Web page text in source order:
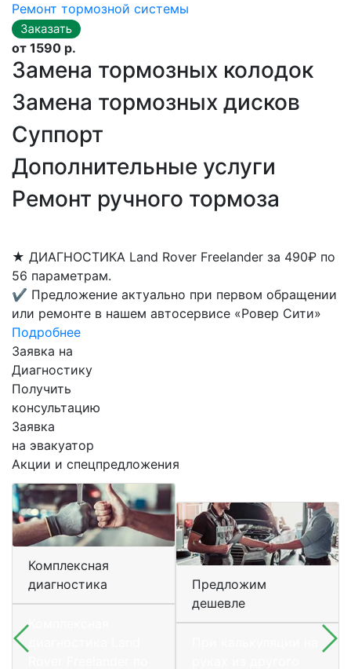
Ремонт тормозной системы
от 1590 р.
Замена тормозных колодок
Замена тормозных дисков
Суппорт
Дополнительные услуги
Ремонт ручного тормоза
★ ДИАГНОСТИКА Land Rover Freelander за 490₽ по
56 параметрам.
✔ Предложение актуально при первом обращении
или ремонте в нашем автосервисе «Ровер Сити»
Подробнее
Заявка на
Диагностику
Получить
консультацию
Заявка
на эвакуатор
Акции и спецпредложения
Комплексная
диагностика
Комплексная
Предложим
дешевле